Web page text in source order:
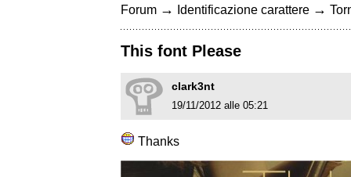
Forum → Identificazione carattere →
This font Please
clark3nt
19/11/2012 alle 05:21
Thanks